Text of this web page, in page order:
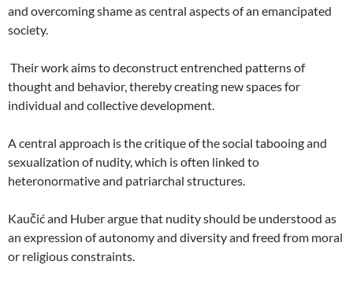
and overcoming shame as central aspects of an emancipated
society.
Their work aims to deconstruct entrenched patterns of
thought and behavior, thereby creating new spaces for
individual and collective development.
A central approach is the critique of the social tabooing and
sexualization of nudity, which is often linked to
heteronormative and patriarchal structures.
Kaučić and Huber argue that nudity should be understood as
an expression of autonomy and diversity and freed from moral
or religious constraints.